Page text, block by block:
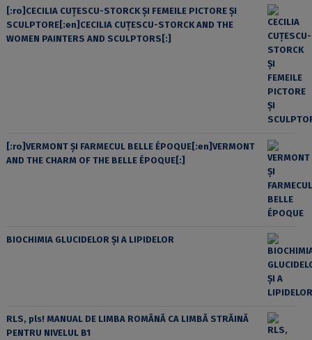
[:ro]CECILIA CUŢESCU-STORCK ŞI FEMEILE PICTORE ŞI
SCULPTORE[:en]CECILIA CUŢESCU-STORCK AND THE
WOMEN PAINTERS AND SCULPTORS[:]
[:ro]VERMONT ȘI FARMECUL BELLE ÉPOQUE[:en]VERMONT
AND THE CHARM OF THE BELLE ÉPOQUE[:]
BIOCHIMIA GLUCIDELOR ȘI A LIPIDELOR
RLS, pls! MANUAL DE LIMBA ROMÂNĂ CA LIMBĂ STRĂINĂ
PENTRU NIVELUL B1